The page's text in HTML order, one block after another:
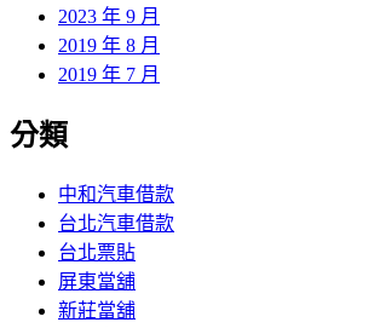
2023 年 9 月
2019 年 8 月
2019 年 7 月
分類
中和汽車借款
台北汽車借款
台北票貼
屏東當舖
新莊當舖